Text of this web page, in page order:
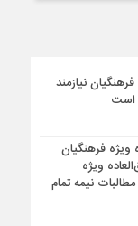
نیازمند
است
ویژه فرهنگیان
ویژه
نیمه‌ تمام